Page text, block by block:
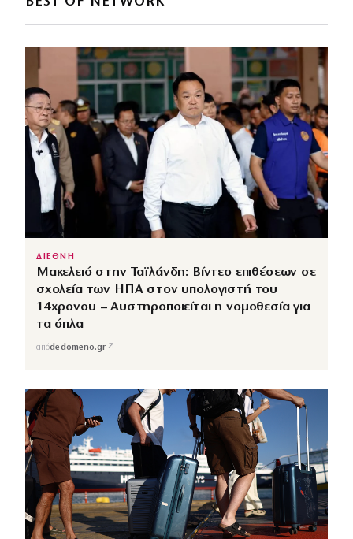
ΔΙΕΘΝΗ
Μακελειό στην Ταϊλάνδη: Βίντεο επιθέσεων σε
σχολεία των ΗΠΑ στον υπολογιστή του
14χρονου – Αυστηροποιείται η νομοθεσία για
τα όπλα
απόdedomeno.gr ↗